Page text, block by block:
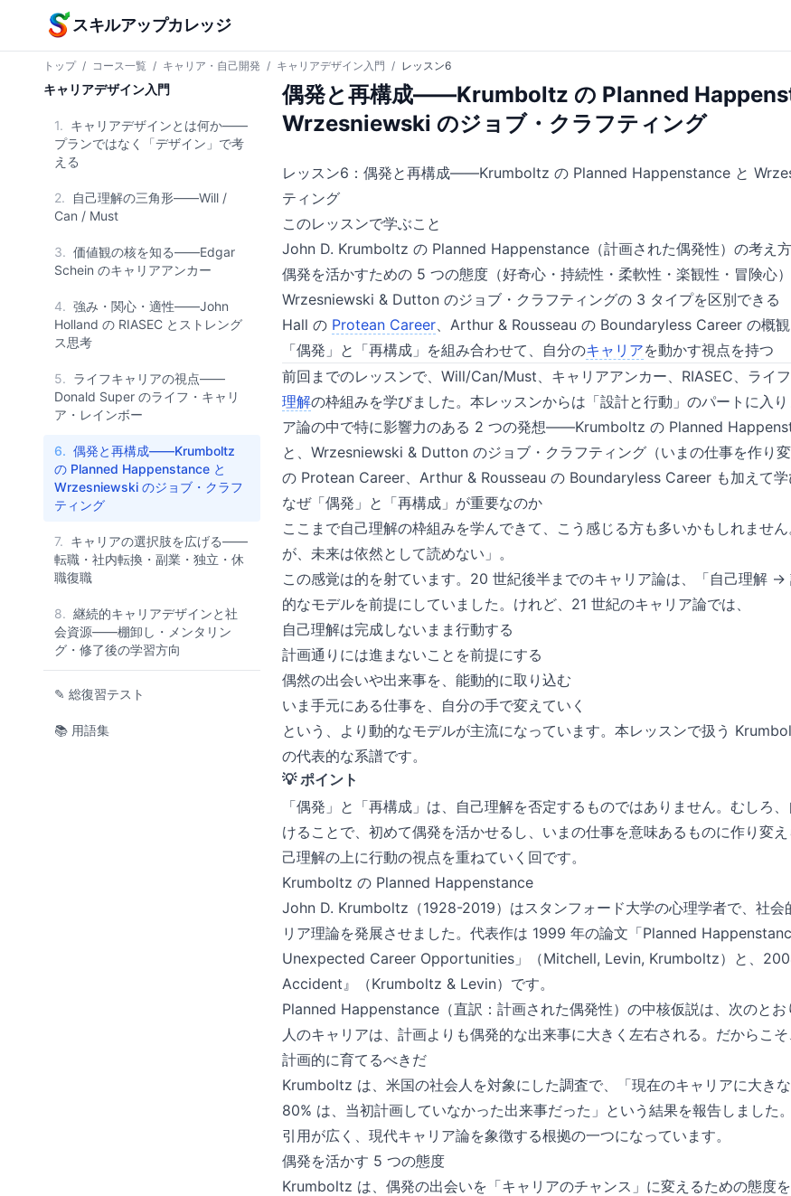
本文へスキップ
スキルアップカレッジ
トップ / コース一覧 / キャリア・自己開発 / キャリアデザイン入門 / レッスン6
キャリアデザイン入門
1. キャリアデザインとは何か——
プランではなく「デザイン」で考
える
2.
自己理解の三角形——Will /
Can / Must
3. 価値観の核を知る——Edgar
Schein のキャリアアンカー
4. 強み・関心・適性——John
Holland の RIASEC とストレング
ス思考
5. ライフキャリアの視点——
Donald Super のライフ・キャリ
ア・レインボー
6. 偶発と再構成——Krumboltz
の Planned Happenstance と
Wrzesniewski のジョブ・クラフ
ティング
7. キャリアの選択肢を広げる——
転職・社内転換・副業・独立・休
職復職
8. 継続的キャリアデザインと社
会資源——棚卸し・メンタリン
グ・修了後の学習方向
✎ 総復習テスト
📚 用語集
偶発と再構成——Krumboltz の Planned
Wrzesniewski のジョブ・クラフティング
レッスン6：偶発と再構成——Krumboltz の Planned Happenstance と
ティング
このレッスンで学ぶこと
John D. Krumboltz の Planned Happenstance（計画された偶発性）の考え
偶発を活かすための 5 つの態度（好奇心・持続性・柔軟性・楽観性・冒険心
Wrzesniewski & Dutton のジョブ・クラフティングの 3 タイプを区別できる
Hall の Protean Career、Arthur & Rousseau の Boundaryless Career の概
「偶発」と「再構成」を組み合わせて、自分のキャリアを動かす視点を持つ
前回までのレッスンで、Will/Can/Must、キャリアアンカー、RIASEC、ライ
理解の枠組みを学びました。本レッスンからは「設計と行動」のパートに入
ア論の中で特に影響力のある 2 つの発想——Krumboltz の Planned
と、Wrzesniewski & Dutton のジョブ・クラフティング（いまの仕事を作
の Protean Career、Arthur & Rousseau の Boundaryless Career も加えて学
なぜ「偶発」と「再構成」が重要なのか
ここまで自己理解の枠組みを学んできて、こう感じる方も多いかもしれませ
が、未来は依然として読めない」。
この感覚は的を射ています。20 世紀後半までのキャリア論は、「自己理解
的なモデルを前提にしていました。けれど、21 世紀のキャリア論では、
自己理解は完成しないまま行動する
計画通りには進まないことを前提にする
偶然の出会いや出来事を、能動的に取り込む
いま手元にある仕事を、自分の手で変えていく
という、より動的なモデルが主流になっています。本レッスンで扱う
の代表的な系譜です。
💡 ポイント
「偶発」と「再構成」は、自己理解を否定するものではありません。むしろ
けることで、初めて偶発を活かせるし、いまの仕事を意味あるものに作り変
己理解の上に行動の視点を重ねていく回です。
Krumboltz の Planned Happenstance
John D. Krumboltz（1928-2019）はスタンフォード大学の心理学者で、社会
リア理論を発展させました。代表作は 1999 年の論文「Planned
Unexpected Career Opportunities」（Mitchell, Levin, Krumboltz）と、
Accident』（Krumboltz & Levin）です。
Planned Happenstance（直訳：計画された偶発性）の中核仮説は、次のとお
人のキャリアは、計画よりも偶発的な出来事に大きく左右される。だからこ
計画的に育てるべきだ
Krumboltz は、米国の社会人を対象にした調査で、「現在のキャリアに大き
80% は、当初計画していなかった出来事だった」という結果を報告しました
引用が広く、現代キャリア論を象徴する根拠の一つになっています。
偶発を活かす 5 つの態度
Krumboltz は、偶発の出会いを「キャリアのチャンス」に変えるための態度